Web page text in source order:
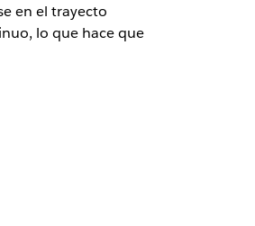
en el trayecto
lo que hace que